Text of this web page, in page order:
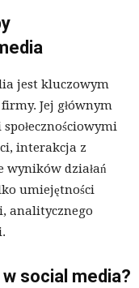
jest kluczowym
Jej głównym
interakcja z
działań
umiejętności
analitycznego
w social media?